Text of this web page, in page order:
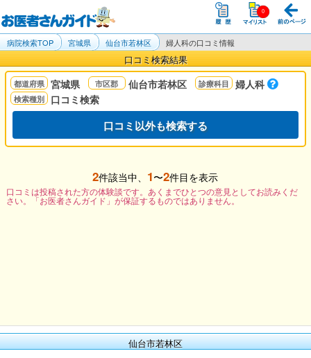
病院検索TOP 宮城県 仙台市若林区 婦人科の口コミ情報
口コミ検索結果
宮城県 仙台市若林区
婦人科
口コミ検索
口コミ以外も検索する
2件該当中、 1〜2件目を表示
口コミは投稿された方の体験談です。あくまでひとつの意見としてお読みくだ
さい。「お医者さんガイド」が保証するものではありません。
仙台市若林区